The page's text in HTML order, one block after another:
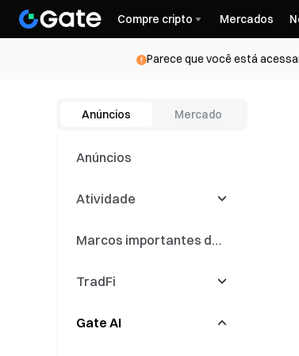
Compre cripto Mercados
Parece que você está
Anúncios Mercado
Anúncios
Atividade
Latest Events
Competições de
Eventos de Copy
Marcos importantes da
TradFi
CFD
Gate AI